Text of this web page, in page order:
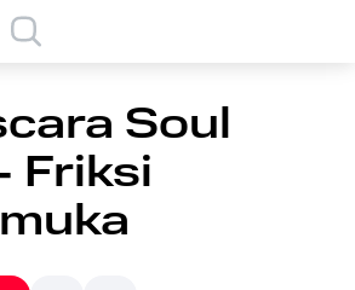
Soul
Friksi